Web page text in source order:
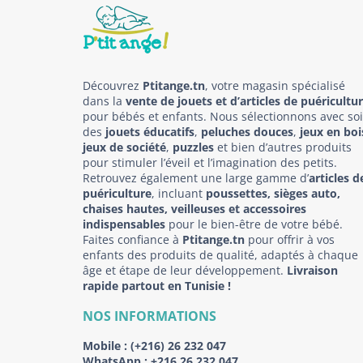
Découvrez Ptitange.tn, votre magasin spécialisé
dans la vente de jouets et d’articles de
pour bébés et enfants. Nous sélectionnons avec
des jouets éducatifs, peluches douces, jeux en
jeux de société, puzzles et bien d’autres produits
pour stimuler l’éveil et l’imagination des petits.
Retrouvez également une large gamme d’articles
puériculture, incluant poussettes, sièges auto,
chaises hautes, veilleuses et accessoires
indispensables pour le bien-être de votre bébé.
Faites confiance à Ptitange.tn pour offrir à vos
enfants des produits de qualité, adaptés à chaque
âge et étape de leur développement. Livraison
rapide partout en Tunisie !
NOS INFORMATIONS
Mobile : (+216) 26 232 047